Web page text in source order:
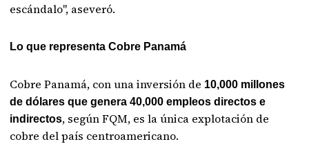
escándalo", aseveró.
Lo que representa Cobre Panamá
Cobre Panamá, con una inversión de 10,000 millones
de dólares que genera 40,000 empleos directos e
indirectos, según FQM, es la única explotación de
cobre del país centroamericano.